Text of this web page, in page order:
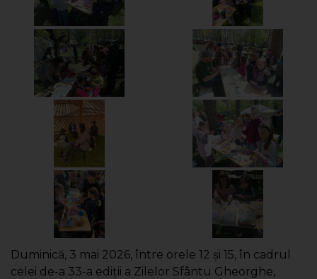
Duminică, 3 mai 2026, între orele 12 și 15, în cadrul
celei de-a 33-a ediții a Zilelor Sfântu Gheorghe,